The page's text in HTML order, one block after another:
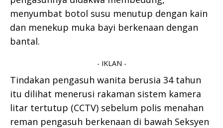
menyumbat botol susu menutup dengan kain
dan menekup muka bayi berkenaan dengan
bantal.
- IKLAN -
Tindakan pengasuh wanita berusia 34 tahun
itu dilihat menerusi rakaman sistem kamera
litar tertutup (CCTV) sebelum polis menahan
reman pengasuh berkenaan di bawah Seksyen